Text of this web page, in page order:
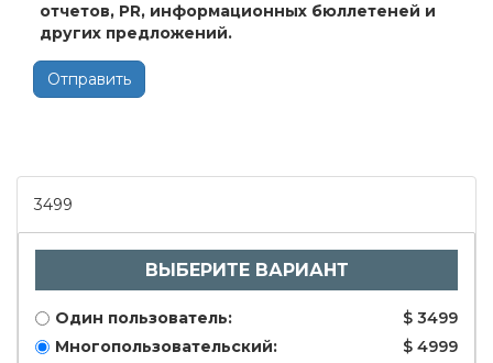
отчетов, PR, информационных бюллетеней и
других предложений.
Отправить
3499
ВЫБЕРИТЕ ВАРИАНТ
Один пользователь:
$ 3499
Многопользовательский:
$ 4999